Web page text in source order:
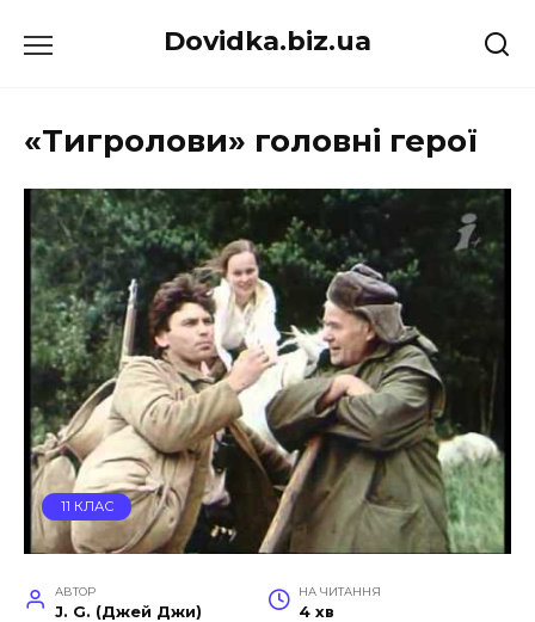
до
Dovidka.biz.ua
«Тигролови» головні герої
11 КЛАС
АВТОР
J. G. (Джей Джи)
НА ЧИТАННЯ
4 хв